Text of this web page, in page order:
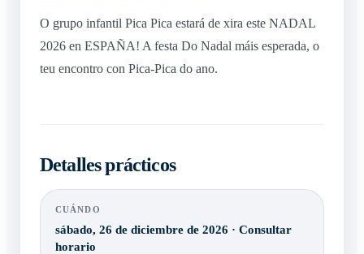
O grupo infantil Pica Pica estará de xira este NADAL
2026 en ESPAÑA! A festa Do Nadal máis esperada, o
teu encontro con Pica-Pica do ano.
Detalles prácticos
CUÁNDO
sábado, 26 de diciembre de 2026 · Consultar
horario